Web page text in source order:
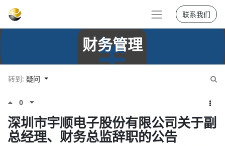
联系我们
财务管理
转到: 疑问
0
深圳市宇顺电子股份有限公司关于副
总经理、财务总监辞职的公告